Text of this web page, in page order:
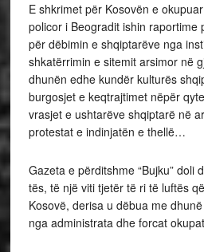
E shkrimet për Kosovën e
policor i Beogradit ishin raportime
për dëbimin e shqiptarëve nga
shkatërrimin e sitemit arsimor në
dhunën edhe kundër kulturës
burgosjet e keqtrajtimet nëpër
vrasjet e ushtarëve shqiptarë në
protestat e indinjatën e thellë…
Gazeta e përditshme “Bujku” doli
tës, të një viti tjetër të ri të luftës
Kosovë, derisa u dëbua me
nga administrata dhe forcat